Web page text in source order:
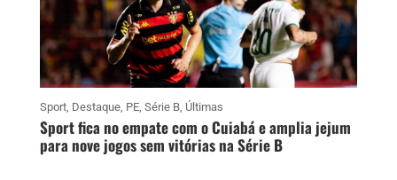
Sport, Destaque, PE, Série B, Últimas
Sport fica no empate com o Cuiabá e amplia jejum
para nove jogos sem vitórias na Série B